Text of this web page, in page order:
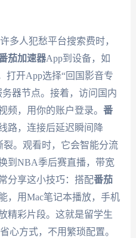
多人犯愁平台搜索费时，
茄加速器App到设备，如
打开App选择“回国影音专
器节点。接着，访问国内
频，用你的账户登录。 番
路，连接后延迟瞬间降
裂。观看时，它会智能分流
到NBA季后赛直播，带宽
分享这小技巧：搭配番茄
，用Mac笔记本播放，手机
精彩片段。这就是留学生
心方式，不用繁琐配置。